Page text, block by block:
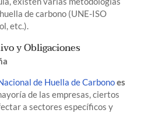
de carbono (UNE-ISO
etc.).
y Obligaciones
de Huella de Carbonoes
de las empresas, ciertos
a sectores específicos y